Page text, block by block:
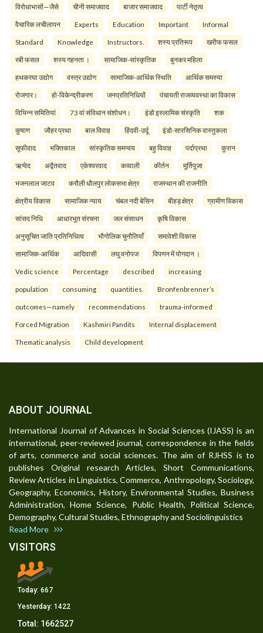
विरोधाभासों—जैसे चीनी समाजवाद बाजार समाजवाद पार्टी नेतृत्व
वैचारिक लचीलापन Experts Education Important Informal
Standard Knowledge Instructors. शस्य प्रतिरूप खरीफ फसल
रबी फसल शस्य गहनता । सामाजिक-सांस्कृतिक बुनकर महिला
हथकरघा उद्योग वस्त्र उद्योग सामाजिक-आर्थिक स्थिति आर्थिक समस्या
रोजगार। हो-विकेन्द्रीकरण जनप्रतिनिधियों पंचायती राजव्यवस्था का विकास
विभिन्न समितियां 73 वां संविधान संशोधन। इंडो इस्लामिक संस्कृति शक
कुषाण जौहर प्रथा बाल विवाह हिंदवी-उर्दू इंडो-सारसिनिक वास्तुकला
सूफीवाद भक्तिकाल सांस्कृतिक समन्वय बहु विवाह पर्दाप्रथा कुरान
ऋग्वेद अद्वैतवाद एकेश्वरवाद कव्वाली कीर्तन मूर्तिपूजा
भजनलाल जाटव करौली धौलपुर लोकसभा क्षेत्र राजस्थान की राजनीति
क्षेत्रीय विकास सामाजिक न्याय चंबल नदी बेसिन बीहड़ क्षेत्र ग्रामीण विकास
सांसद निधि आधारभूत संरचना जल संसाधन कृषि विकास
अनुसूचित जाति प्रतिनिधित्व भौगोलिक चुनौतियाँ समावेशी विकास
सामाजिक-आर्थिक आदिवासी लघु वनोपज विपणन में योगदान ।
Vedic science Percentage described increasing
population consuming quantities. Bronfenbrenner’s
outcomes—namely recommendations trauma-informed
Forced Migration Kashmiri Pandits Internal displacement
Thematic analysis Child development
ABOUT JOURNAL
International Journal of Advances in Social Sciences (IJASS) is an
international, peer-reviewed journal, correspondence in the fields
of arts, commerce and social sciences. The aim of RJHSS is to
publishes Original research Articles, Short Communications,
Review Articles in Linguistics, Commerce, Anthropology, Sociology,
Geography, Economics, History, Environmental Studies, Business
Administration, Home Science, Public Health, Political Science,
Demography, Cultural Studies, Ethnography and Sociolinguistics
Read More
VISITORS
Today: 667
Yesterday: 1422
Total: 1662527